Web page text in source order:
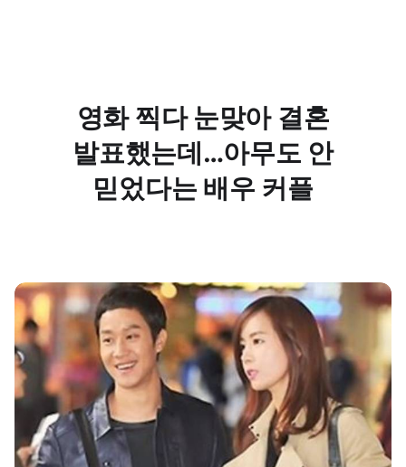
영화 찍다 눈맞아 결혼
발표했는데…아무도 안
믿었다는 배우 커플